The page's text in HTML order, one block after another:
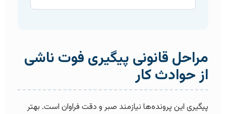
مراحل قانونی پیگیری فوت ناشی
از حوادث کار
پیگیری این پرونده‌ها نیازمند صبر و دقت فراوان است. بهتر